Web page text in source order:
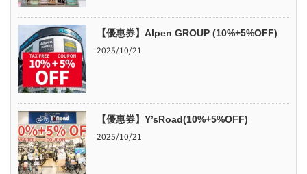
【優惠券】Alpen GROUP (10%+5%OFF)
2025/10/21
【優惠券】Y’sRoad(10%+5%OFF)
2025/10/21